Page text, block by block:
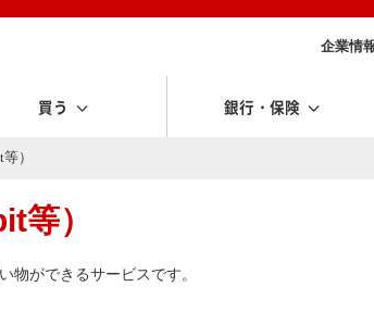
企業情
買う 銀行・保険
）
等）
物ができるサービスです。